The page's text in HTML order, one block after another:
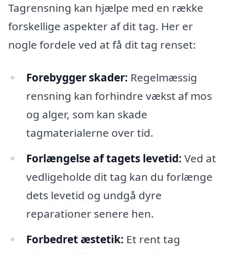
Tagrensning kan hjælpe med en række
forskellige aspekter af dit tag. Her er
nogle fordele ved at få dit tag renset:
Forebygger skader: Regelmæssig
rensning kan forhindre vækst af mos
og alger, som kan skade
tagmaterialerne over tid.
Forlængelse af tagets levetid: Ved at
vedligeholde dit tag kan du forlænge
dets levetid og undgå dyre
reparationer senere hen.
Forbedret æstetik: Et rent tag